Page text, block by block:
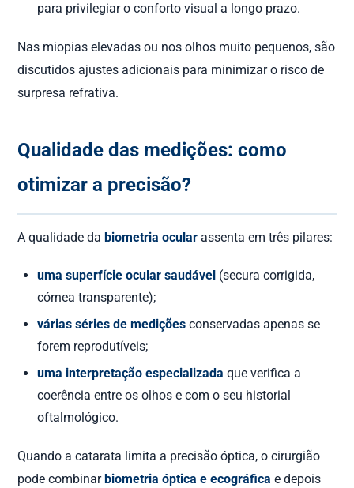
para privilegiar o conforto visual a longo prazo.
Nas miopias elevadas ou nos olhos muito pequenos, são
discutidos ajustes adicionais para minimizar o risco de
surpresa refrativa.
Qualidade das medições: como
otimizar a precisão?
A qualidade da biometria ocular assenta em três pilares:
uma superfície ocular saudável (secura corrigida,
córnea transparente);
várias séries de medições conservadas apenas se
forem reprodutíveis;
uma interpretação especializada que verifica a
coerência entre os olhos e com o seu historial
oftalmológico.
Quando a catarata limita a precisão óptica, o cirurgião
pode combinar biometria óptica e ecográfica e depois